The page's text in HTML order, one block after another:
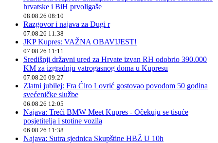
hrvatske i BiH prvoligaše
08.08.26 08:10
Razgovor i najava za Dugi r
07.08.26 11:38
JKP Kupres: VAŽNA OBAVIJEST!
07.08.26 11:11
Središnji državni ured za Hrvate izvan RH odobrio 390.000
KM za izgradnju vatrogasnog doma u Kupresu
07.08.26 09:27
Zlatni jubilej: Fra Ćiro Lovrić gostovao povodom 50 godina
svećeničke službe
06.08.26 12:05
Najava: Treći BMW Meet Kupres - Očekuju se tisuće
posjetitelja i stotine vozila
06.08.26 11:38
Najava: Sutra sjednica Skupštine HBŽ U 10h